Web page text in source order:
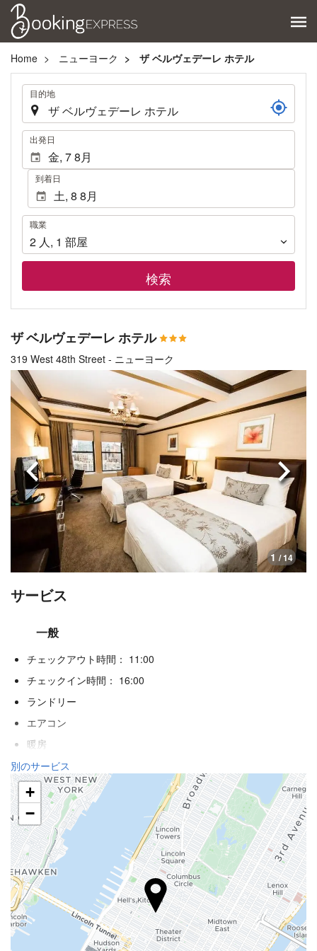
Home ニューヨーク ザ ベルヴェデーレ ホテル
. 目的地
. 出発日
到着日
職
業
職業
2 人, 1 部屋
検索
ザ ベルヴェデーレ ホテル
319 West 48th Street - ニューヨーク
1 / 14
前へ 次へ
サービス
一般
チェックアウト時間： 11:00
チェックイン時間： 16:00
ランドリー
エアコン
暖房
エレベーター
身体不自由者用のアクセス
視覚障がいを持つお客様に対応
聴覚障がいを持つお客様に対応
禁煙ルーム
全館禁煙
ペット不可
レセプションサービス
別のサービス
+
−